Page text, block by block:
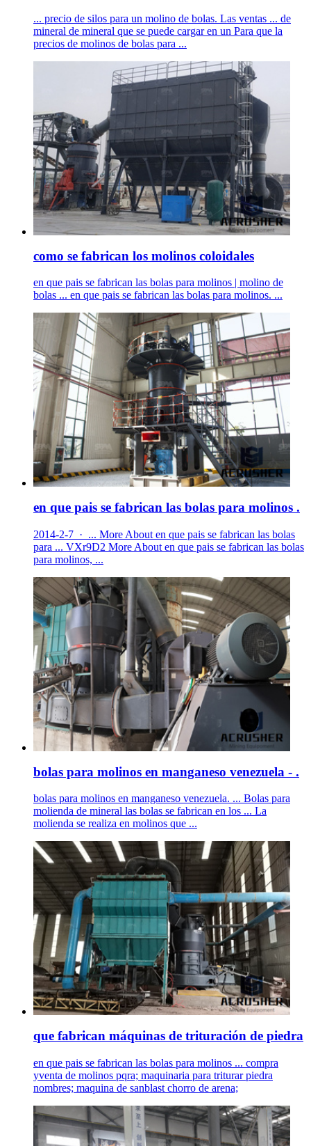
... precio de silos para un molino de bolas. Las ventas ... de
mineral de mineral que se puede cargar en un Para que la
precios de molinos de bolas para ...
como se fabrican los molinos coloidales
en que pais se fabrican las bolas para molinos | molino de
bolas ... en que pais se fabrican las bolas para molinos. ...
en que pais se fabrican las bolas para molinos .
2014-2-7 · ... More About en que pais se fabrican las bolas
para ... VXr9D2 More About en que pais se fabrican las bolas
para molinos, ...
bolas para molinos en manganeso venezuela - .
bolas para molinos en manganeso venezuela. ... Bolas para
molienda de mineral las bolas se fabrican en los ... La
molienda se realiza en molinos que ...
que fabrican máquinas de trituración de piedra
en que pais se fabrican las bolas para molinos ... compra
yventa de molinos pqra; maquinaria para triturar piedra
nombres; maquina de sanblast chorro de arena;